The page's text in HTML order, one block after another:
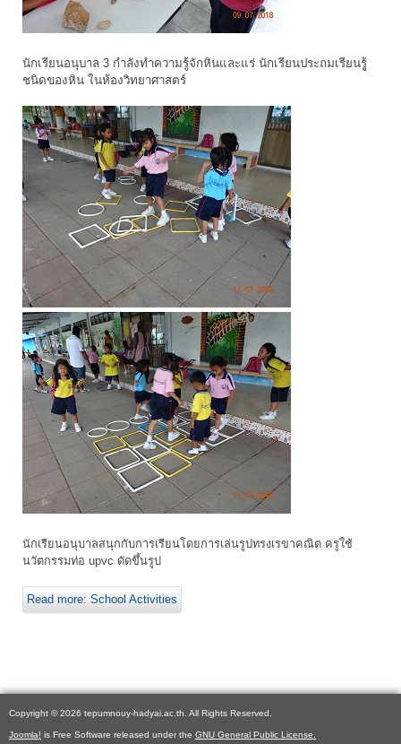
นักเรียนอนุบาล 3 กำลังทำความรู้จักหินและแร่ นักเรียนประถมเรียนรูู้
ชนิดของหิน ในห้องวิทยาศาสตร์
นักเรียนอนุบาลสนุกกับการเรียนโดยการเล่นรูปทรงเรขาคณิต ครูใช้
นวัตกรรมท่อ upvc ดัดขึ้นรูป
Read more: School Activities
Copyright © 2026 tepumnouy-hadyai.ac.th. All Rights Reserved.
Joomla! is Free Software released under the GNU General Public License.